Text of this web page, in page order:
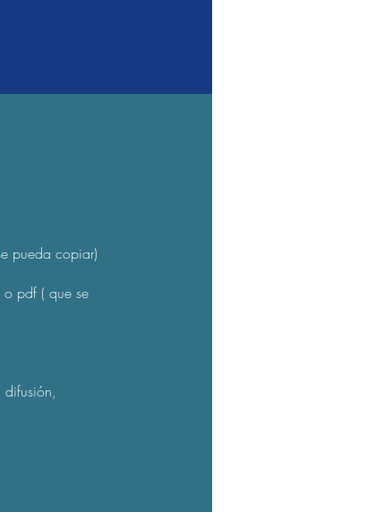
pueda copiar)
o pdf ( que se